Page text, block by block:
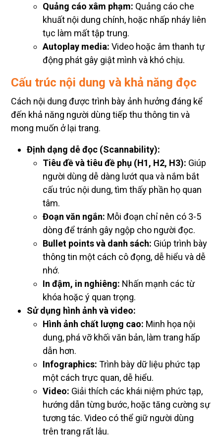
Quảng cáo xâm phạm: Quảng cáo che
khuất nội dung chính, hoặc nhấp nháy liên
tục làm mất tập trung.
Autoplay media: Video hoặc âm thanh tự
động phát gây giật mình và khó chịu.
Cấu trúc nội dung và khả năng đọc
Cách nội dung được trình bày ảnh hưởng đáng kể
đến khả năng người dùng tiếp thu thông tin và
mong muốn ở lại trang.
Định dạng dễ đọc (Scannability):
Tiêu đề và tiêu đề phụ (H1, H2, H3): Giúp
người dùng dễ dàng lướt qua và nắm bắt
cấu trúc nội dung, tìm thấy phần họ quan
tâm.
Đoạn văn ngắn: Mỗi đoạn chỉ nên có 3-5
dòng để tránh gây ngộp cho người đọc.
Bullet points và danh sách: Giúp trình bày
thông tin một cách cô đọng, dễ hiểu và dễ
nhớ.
In đậm, in nghiêng: Nhấn mạnh các từ
khóa hoặc ý quan trọng.
Sử dụng hình ảnh và video:
Hình ảnh chất lượng cao: Minh họa nội
dung, phá vỡ khối văn bản, làm trang hấp
dẫn hơn.
Infographics: Trình bày dữ liệu phức tạp
một cách trực quan, dễ hiểu.
Video: Giải thích các khái niệm phức tạp,
hướng dẫn từng bước, hoặc tăng cường sự
tương tác. Video có thể giữ người dùng
trên trang rất lâu.